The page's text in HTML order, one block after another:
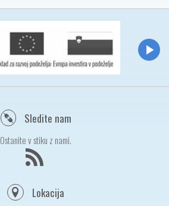
Sledite nam
Ostanite v stiku z nami.
Lokacija